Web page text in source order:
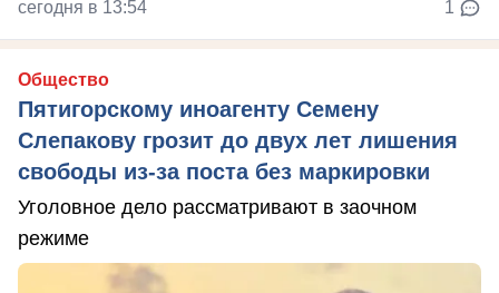
сегодня в 13:54 1
Общество
Пятигорскому иноагенту Семену
Слепакову грозит до двух лет лишения
свободы из-за поста без маркировки
Уголовное дело рассматривают в заочном
режиме